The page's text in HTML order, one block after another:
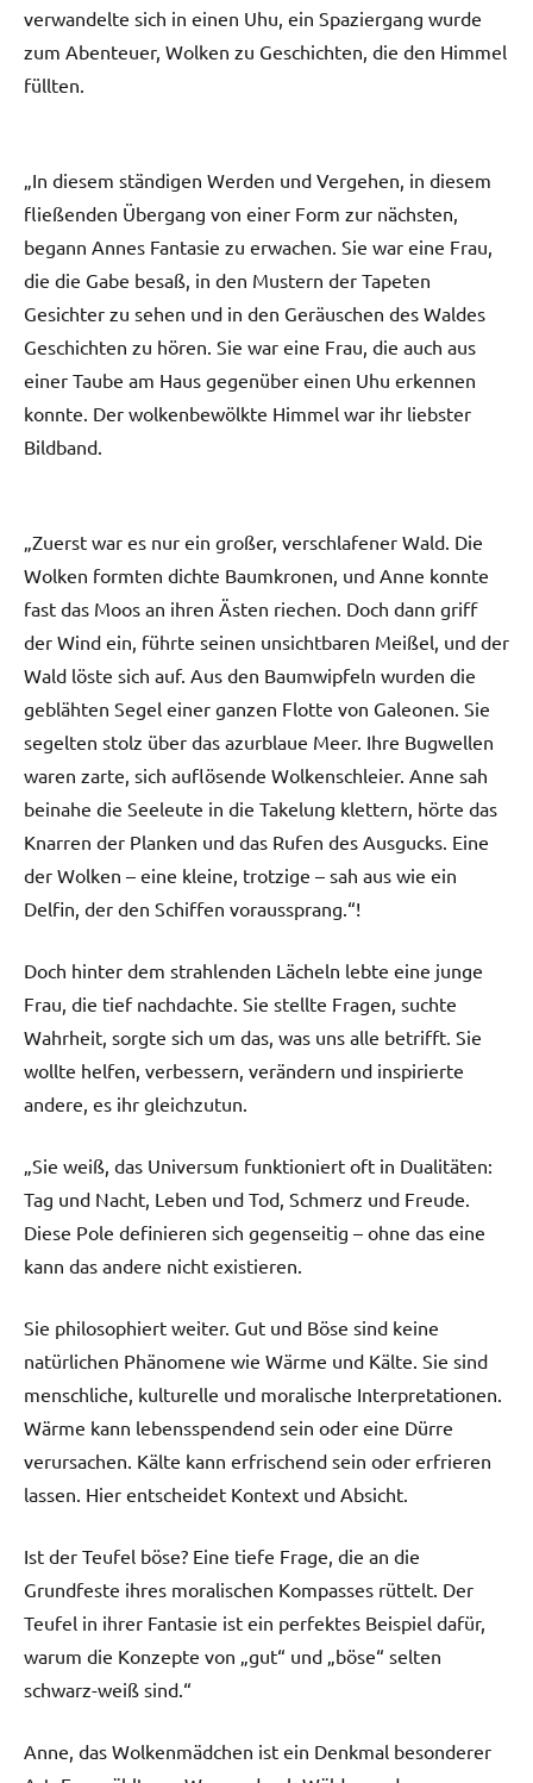
verwandelte sich in einen Uhu, ein Spaziergang wurde
zum Abenteuer, Wolken zu Geschichten, die den Himmel
füllten.
„In diesem ständigen Werden und Vergehen, in diesem
fließenden Übergang von einer Form zur nächsten,
begann Annes Fantasie zu erwachen. Sie war eine Frau,
die die Gabe besaß, in den Mustern der Tapeten
Gesichter zu sehen und in den Geräuschen des Waldes
Geschichten zu hören. Sie war eine Frau, die auch aus
einer Taube am Haus gegenüber einen Uhu erkennen
konnte. Der wolkenbewölkte Himmel war ihr liebster
Bildband.
„Zuerst war es nur ein großer, verschlafener Wald. Die
Wolken formten dichte Baumkronen, und Anne konnte
fast das Moos an ihren Ästen riechen. Doch dann griff
der Wind ein, führte seinen unsichtbaren Meißel, und der
Wald löste sich auf. Aus den Baumwipfeln wurden die
geblähten Segel einer ganzen Flotte von Galeonen. Sie
segelten stolz über das azurblaue Meer. Ihre Bugwellen
waren zarte, sich auflösende Wolkenschleier. Anne sah
beinahe die Seeleute in die Takelung klettern, hörte das
Knarren der Planken und das Rufen des Ausgucks. Eine
der Wolken – eine kleine, trotzige – sah aus wie ein
Delfin, der den Schiffen voraussprang.“!
Doch hinter dem strahlenden Lächeln lebte eine junge
Frau, die tief nachdachte. Sie stellte Fragen, suchte
Wahrheit, sorgte sich um das, was uns alle betrifft. Sie
wollte helfen, verbessern, verändern und inspirierte
andere, es ihr gleichzutun.
„Sie weiß, das Universum funktioniert oft in Dualitäten:
Tag und Nacht, Leben und Tod, Schmerz und Freude.
Diese Pole definieren sich gegenseitig – ohne das eine
kann das andere nicht existieren.
Sie philosophiert weiter. Gut und Böse sind keine
natürlichen Phänomene wie Wärme und Kälte. Sie sind
menschliche, kulturelle und moralische Interpretationen.
Wärme kann lebensspendend sein oder eine Dürre
verursachen. Kälte kann erfrischend sein oder erfrieren
lassen. Hier entscheidet Kontext und Absicht.
Ist der Teufel böse? Eine tiefe Frage, die an die
Grundfeste ihres moralischen Kompasses rüttelt. Der
Teufel in ihrer Fantasie ist ein perfektes Beispiel dafür,
warum die Konzepte von „gut“ und „böse“ selten
schwarz-weiß sind.“
Anne, das Wolkenmädchen ist ein Denkmal besonderer